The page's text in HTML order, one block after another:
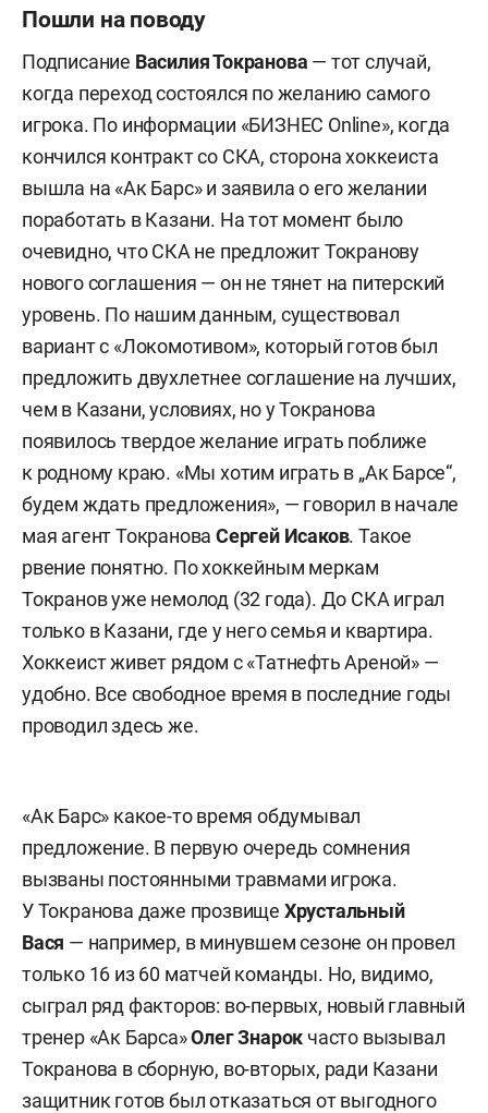
Пошли на поводу
Подписание Василия Токранова — тот случай,
когда переход состоялся по желанию самого
игрока. По информации «БИЗНЕС Online», когда
кончился контракт со СКА, сторона хоккеиста
вышла на «Ак Барс» и заявила о его желании
поработать в Казани. На тот момент было
очевидно, что СКА не предложит Токранову
нового соглашения — он не тянет на питерский
уровень. По нашим данным, существовал
вариант с «Локомотивом», который готов был
предложить двухлетнее соглашение на лучших,
чем в Казани, условиях, но у Токранова
появилось твердое желание играть поближе
к родному краю. «Мы хотим играть в „Ак Барсе“,
будем ждать предложения», — говорил в начале
мая агент ТокрановаСергей Исаков. Такое
рвение понятно. По хоккейным меркам
Токранов уже немолод (32 года). До СКА играл
только в Казани, где у него семья и квартира.
Хоккеист живет рядом с «Татнефть Ареной» —
удобно. Все свободное время в последние годы
проводил здесь же.
«Ак Барс» какое-то время обдумывал
предложение. В первую очередь сомнения
вызваны постоянными травмами игрока.
У Токранова даже прозвище Хрустальный
Вася — например, в минувшем сезоне он провел
только 16 из 60 матчей команды. Но, видимо,
сыграл ряд факторов: во-первых, новый главный
тренер «Ак Барса»Олег Знарок часто вызывал
Токранова в сборную, во-вторых, ради Казани
защитник готов был отказаться от выгодного